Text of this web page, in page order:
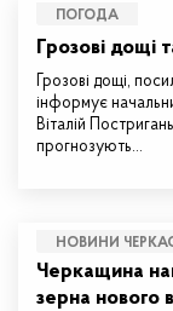
ПОГОДА
Грозові дощі
Грозові дощі,
інформує
Віталій
прогнозують…
НОВИНИ
Черкащина
зерна нового